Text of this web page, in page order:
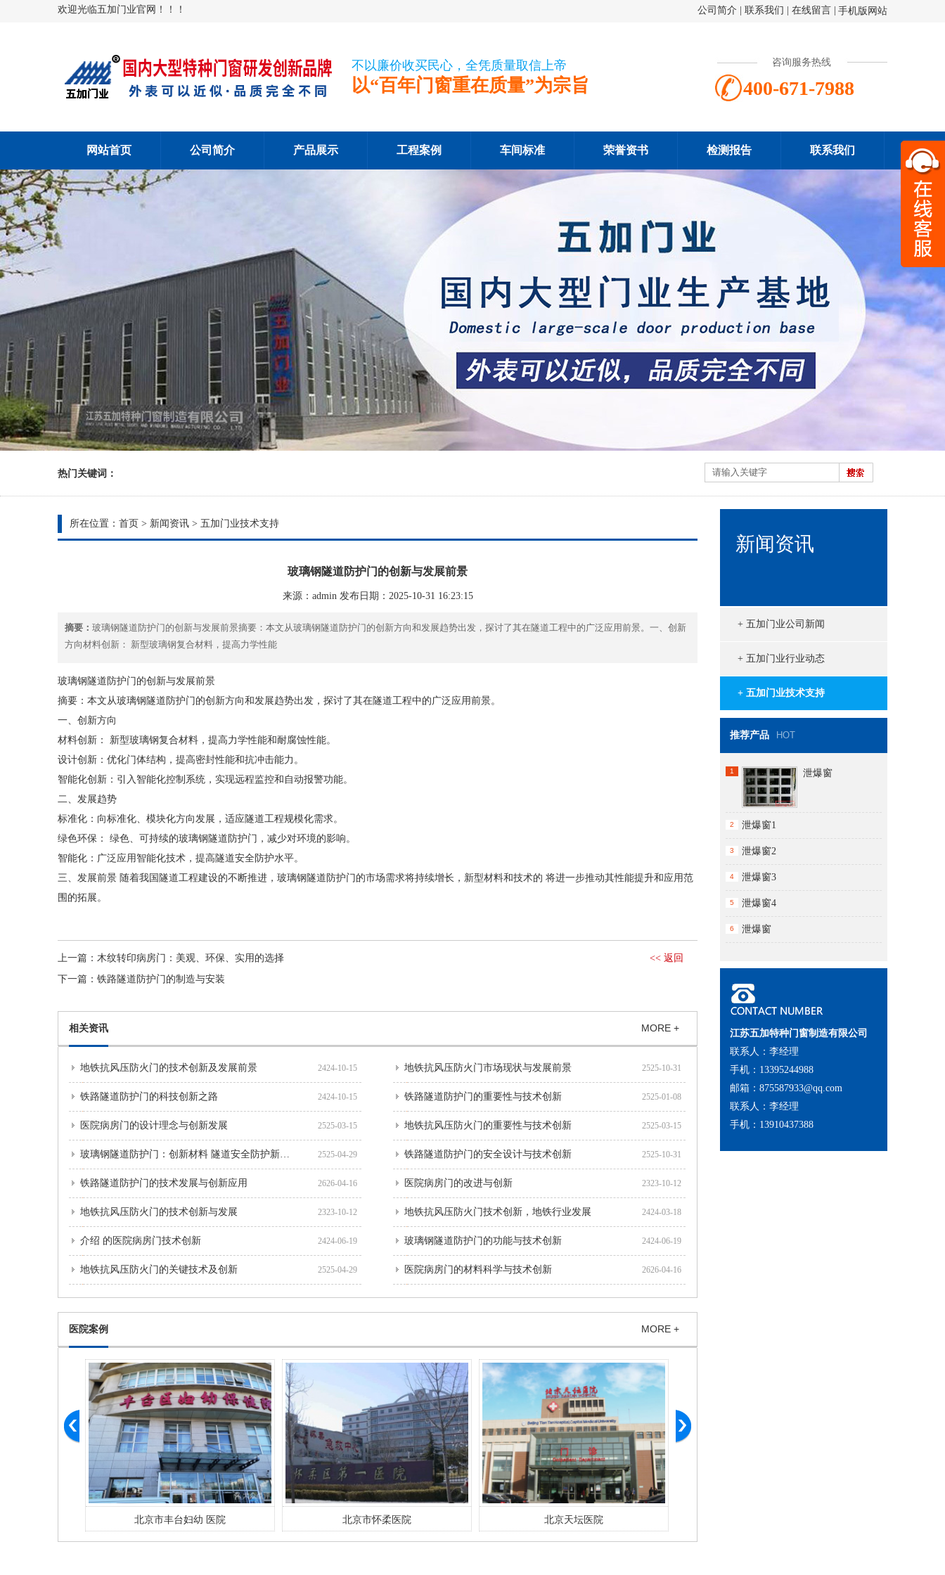
欢迎光临五加门业官网！！！ 手机版网站
公司简介 联系我们 在线留言
不以廉价收买民心，全凭质量取信上帝
以“百年门窗重在质量”为宗旨
咨询服务热线
400-671-7988
网站首页 公司简介 产品展示 工程案例 车间标准 荣誉资书 检测报告 联系我们
热门关键词：
所在位置： 首页 > 新闻资讯 > 五加门业技术支持
玻璃钢隧道防护门的创新与发展前景
来源：admin 发布日期：2025-10-31 16:23:15
摘要： 玻璃钢隧道防护门的创新与发展前景摘要：本文从玻璃钢隧道防护门的创新方向和发展趋势出发，探讨了其在隧道工程中的广泛应用前景。一、创新
方向材料创新： 新型玻璃钢复合材料，提高力学性能
玻璃钢隧道防护门的创新与发展前景
摘要：本文从玻璃钢隧道防护门的创新方向和发展趋势出发，探讨了其在隧道工程中的广泛应用前景。
一、创新方向
材料创新： 新型玻璃钢复合材料，提高力学性能和耐腐蚀性能。
设计创新：优化门体结构，提高密封性能和抗冲击能力。
智能化创新：引入智能化控制系统，实现远程监控和自动报警功能。
二、发展趋势
标准化：向标准化、模块化方向发展，适应隧道工程规模化需求。
绿色环保： 绿色、可持续的玻璃钢隧道防护门，减少对环境的影响。
智能化：广泛应用智能化技术，提高隧道安全防护水平。
三、发展前景 随着我国隧道工程建设的不断推进，玻璃钢隧道防护门的市场需求将持续增长，新型材料和技术的 将进一步推动其性能提升和应用范
围的拓展。
上一篇： 木纹转印病房门：美观、环保、实用的选择
下一篇： 铁路隧道防护门的制造与安装
<< 返回
相关资讯 MORE +
地铁抗风压防火门的技术创新及发展前景 2424-10-15 地铁抗风压防火门市场现状与发展前景 2525-10-31
铁路隧道防护门的科技创新之路 2424-10-15 铁路隧道防护门的重要性与技术创新 2525-01-08
医院病房门的设计理念与创新发展 2525-03-15 地铁抗风压防火门的重要性与技术创新 2525-03-15
玻璃钢隧道防护门：创新材料 隧道安全防护新潮流 2525-04-29 铁路隧道防护门的安全设计与技术创新 2525-10-31
铁路隧道防护门的技术发展与创新应用 2626-04-16 医院病房门的改进与创新 2323-10-12
地铁抗风压防火门的技术创新与发展 2323-10-12 地铁抗风压防火门技术创新，地铁行业发展 2424-03-18
介绍 的医院病房门技术创新 2424-06-19 玻璃钢隧道防护门的功能与技术创新 2424-06-19
地铁抗风压防火门的关键技术及创新 2525-04-29 医院病房门的材料科学与技术创新 2626-04-16
医院案例 MORE +
北京市丰台妇幼 医院 北京市怀柔医院 北京天坛医院
新闻资讯
+ 五加门业公司新闻
+ 五加门业行业动态
+ 五加门业技术支持
推荐产品 HOT
1 泄爆窗
2 泄爆窗1
3 泄爆窗2
4 泄爆窗3
5 泄爆窗4
6 泄爆窗
江苏五加特种门窗制造有限公司
联系人：李经理
手机：13395244988
邮箱：875587933@qq.com
联系人：李经理
手机：13910437388
扫一